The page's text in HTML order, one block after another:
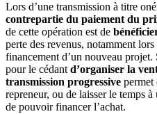
Lors d’une transmission à titre
contrepartie du paiement du
de cette opération est de
perte des revenus, notamment
financement d’un nouveau
pour le cédantd’organiser la
transmission progressive permet
repreneur, ou de laisser le temps
de pouvoir financer l’achat.